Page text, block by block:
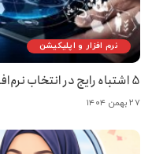
نرم افزار و اپلیکیشن
5 اشتباه رایج در انتخاب نرم‌افزار CRM
۲۷ بهمن ۱۴۰۴